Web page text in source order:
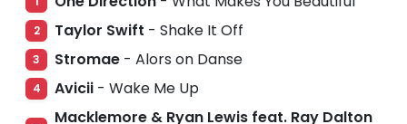
2 Taylor Swift - Shake It Off
3 Stromae - Alors on Danse
4 Avicii - Wake Me Up
Macklemore & Ryan Lewis feat. Ray Dalton